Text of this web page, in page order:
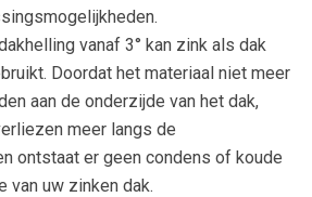
vanaf 3° kan zink als dak
Doordat het materiaal niet meer
aan de onderzijde van het dak,
meer langs de
ontstaat er geen condens of koude
van uw zinken dak.